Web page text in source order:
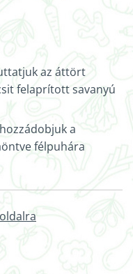
az áttört
felaprított savanyú
a
félpuhára